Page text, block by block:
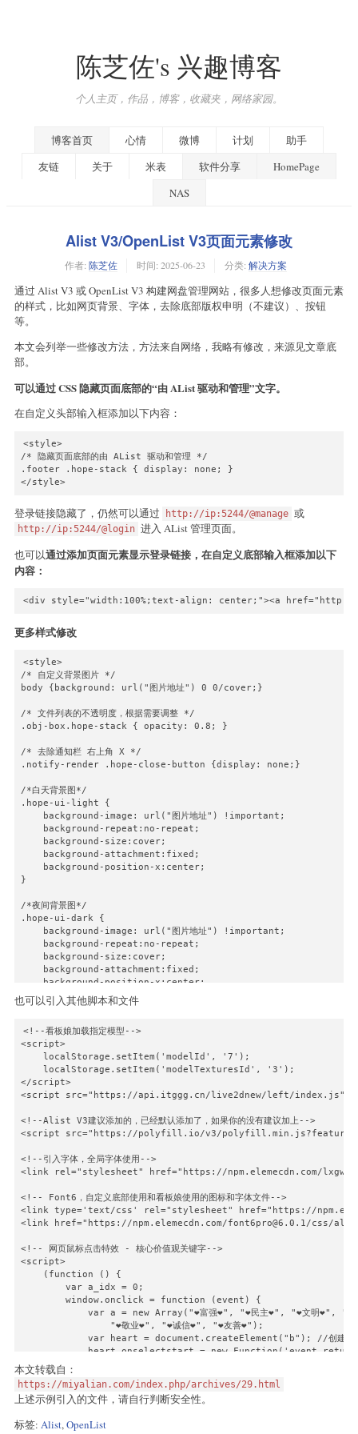
陈芝佐's 兴趣博客
个人主页，作品，博客，收藏夹，网络家园。
博客首页 心情 微博 计划
助手
友链
关于 米表 软件分享
HomePage
NAS
Alist V3/OpenList V3页面元素修改
作者: 陈芝佐 时间: 2025-06-23 分类: 解决方案
通过 Alist V3 或 OpenList V3 构建网盘管理网站，很多人想修改页面元素
的样式，比如网页背景、字体，去除底部版权申明（不建议）、按钮
等。
本文会列举一些修改方法，方法来自网络，我略有修改，来源见文章底
部。
可以通过 CSS 隐藏页面底部的“由 AList 驱动和管理”文字。
在自定义头部输入框添加以下内容：
<style>
/* 隐藏页面底部的由 AList 驱动和管理 */
.footer .hope-stack { display: none; }
</style>
登录链接隐藏了，仍然可以通过 http://ip:5244/@manage 或
http://ip:5244/@login 进入 AList 管理页面。
也可以通过添加页面元素显示登录链接，在自定义底部输入框添加以下
内容：
<div style="width:100%;text-align: center;"><a href="http://
更多样式修改
<style>
/* 自定义背景图片 */
body {background: url("图片地址") 0 0/cover;}
/* 文件列表的不透明度，根据需要调整 */
.obj-box.hope-stack { opacity: 0.8; }
/* 去除通知栏 右上角 X */
.notify-render .hope-close-button {display: none;}
/*白天背景图*/
.hope-ui-light {
    background-image: url("图片地址") !important;
    background-repeat:no-repeat;
    background-size:cover;
    background-attachment:fixed;
    background-position-x:center;
}
/*夜间背景图*/
.hope-ui-dark {
    background-image: url("图片地址") !important;
    background-repeat:no-repeat;
    background-size:cover;
    background-attachment:fixed;
    background-position-x:center;
}
.obj-box.hope-stack.hope-c-dhzjXW.hope-c-PJLV.hope-c-PJLV-
    background-color: rgba(255, 255, 255, 0.5)!important;
/*主列表夜间模式透明*/
.obj-box.hope-stack.hope-c-dhzjXW.hope-c-PJLV.hope-c-
}
.hope-c-PJLV.hope-c-PJLV-ikSuVsl-css {
    background-color: rgba(255, 255, 255, 0.5)!important;
/*readme夜间模式透明*/
.hope-c-PJLV.hope-c-PJLV-iiuDLME-css {
}
/*顶部右上角切换按钮透明 第一个是白天 第二个是夜间*/
.hope-ui-light .hope-c-ivMHWx-hZistB-cv.hope-icon-button {
    background-color: rgba(255, 255, 255, 0.3)!important;
.hope-ui-dark .hope-c-ivMHWx-hZistB-cv.hope-icon-button {
    background-color:rgb(0 0 0 / 10%)!important;
/*右下角侧边栏按钮透明 第一个是白天 第二个是夜间*/
.hope-ui-light .hope-c-PJLV-ijgzmFG-css {
    background-color: rgba(255, 255, 255, 0.5)!important;
.hope-ui-dark .hope-c-PJLV-ijgzmFG-css {
也可以引入其他脚本和文件
<!--看板娘加载指定模型-->
<script>
    localStorage.setItem('modelId', '7');
    localStorage.setItem('modelTexturesId', '3');
</script>
<script src="https://api.itggg.cn/live2dnew/left/
<!--Alist V3建议添加的，已经默认添加了，如果你的没有建议加上-->
<script src="https://polyfill.io/v3/
<!--引入字体，全局字体使用-->
<link rel="stylesheet" href="https://npm.elemecdn.com/lxgw-
<!-- Font6，自定义底部使用和看板娘使用的图标和字体文件-->
<link type='text/css' rel="stylesheet" href="https://
<link href="https://npm.elemecdn.com/font6pro@6.0.1/css/
<!-- 网页鼠标点击特效 - 核心价值观关键字-->
<script>
    (function () {
        var a_idx = 0;
        window.onclick = function (event) {
var a = new Array("❤富强❤", "❤民主❤", "❤文明❤", "❤
                "❤敬业❤", "❤诚信❤", "❤友善❤");
var heart = document.createElement("b"); //创建b
heart.onselectstart = new
document.body.appendChild(heart).innerHTML = a[a_idx];
        a_idx = (a_idx + 1) % a.length;
heart.style.cssText = "position: fixed;left:-100%;";
            x = event.clientX - f / 2 - 30, // 横坐标
本文转载自：
https://miyalian.com/index.php/archives/29.html
上述示例引入的文件，请自行判断安全性。
标签: Alist,OpenList